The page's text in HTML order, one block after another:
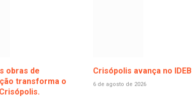
obras de
transforma o
Crisópolis avança no IDEB
6 de agosto de 2026